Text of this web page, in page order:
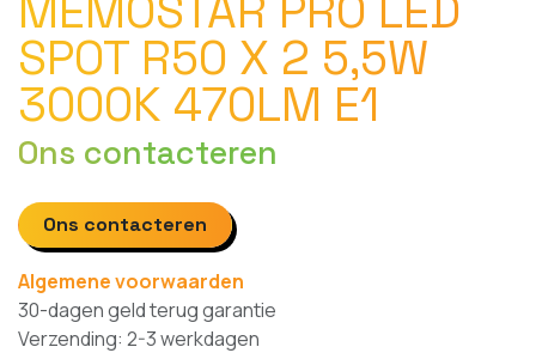
SPOT R50 X 2 5,5W
3000K 470LM E1
Ons contacteren
Ons contacteren
Algemene voorwaarden
30-dagen geld terug garantie
Verzending: 2-3 werkdagen